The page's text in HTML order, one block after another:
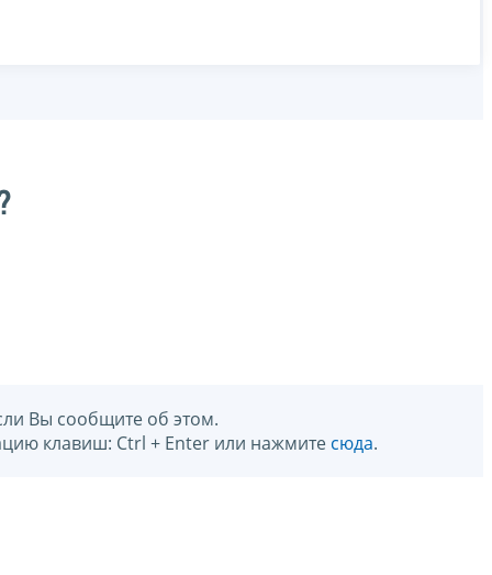
Вы сообщите об этом.
клавиш: Ctrl + Enter или нажмите сюда.